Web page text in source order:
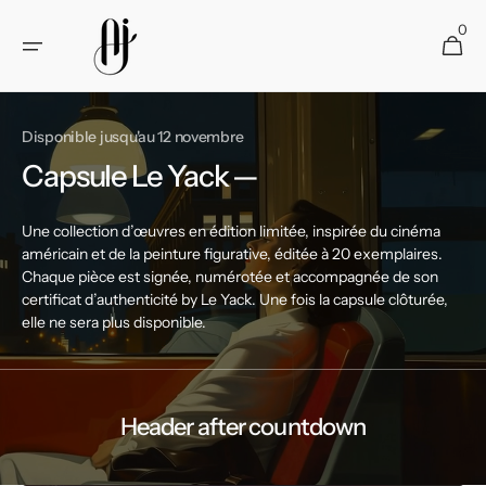
au
Panier
0
0 article
Disponible jusqu'au 12 novembre
Capsule Le Yack —
Une collection d’œuvres en édition limitée, inspirée du cinéma
américain et de la peinture figurative, éditée à 20 exemplaires.
Chaque pièce est signée, numérotée et accompagnée de son
certificat d’authenticité by Le Yack. Une fois la capsule clôturée,
elle ne sera plus disponible.
Header after countdown